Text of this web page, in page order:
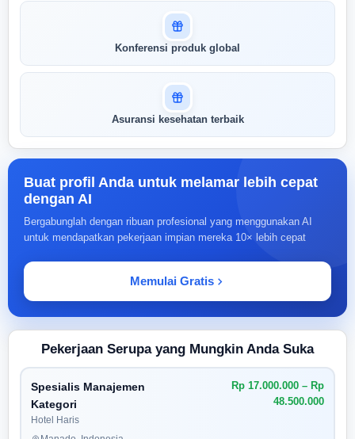
Konferensi produk global
Asuransi kesehatan terbaik
Buat profil Anda untuk melamar lebih cepat
dengan AI
Bergabunglah dengan ribuan profesional yang menggunakan AI
untuk mendapatkan pekerjaan impian mereka 10× lebih cepat
Memulai Gratis
Pekerjaan Serupa yang Mungkin Anda Suka
Spesialis Manajemen
Kategori
Hotel Haris
Rp 17.000.000 – Rp
48.500.000